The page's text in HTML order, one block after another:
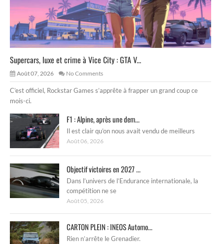
Supercars, luxe et crime à Vice City : GTA V...
Août 07, 2026 No Comments
C’est officiel, Rockstar Games s’apprête à frapper un grand coup ce
mois-ci.
F1 : Alpine, après une dem...
Il est clair qu’on nous avait vendu de meilleurs
Août 06, 2026
Objectif victoires en 2027 ...
Dans l’univers de l’Endurance internationale, la
compétition ne se
Août 05, 2026
CARTON PLEIN : INEOS Automo...
Rien n’arrête le Grenadier.